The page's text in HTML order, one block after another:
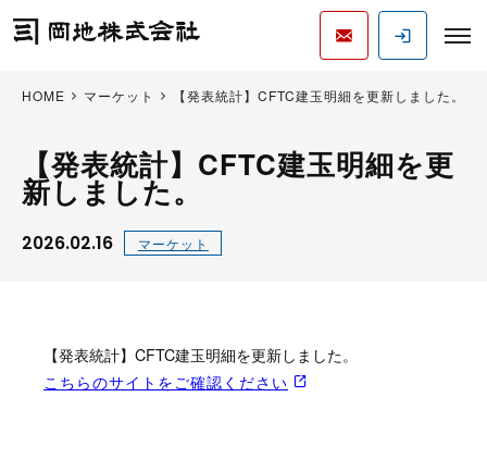
HOME マーケット 【発表統計】CFTC建玉明細を更新しました。
【発表統計】CFTC建玉明細を更
新しました。
2026.02.16 マーケット
【発表統計】CFTC建玉明細を更新しました。
こちらのサイトをご確認ください